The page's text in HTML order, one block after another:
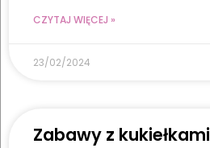
CZYTAJ WIĘCEJ »
23/02/2024
Zabawy z kukiełkami